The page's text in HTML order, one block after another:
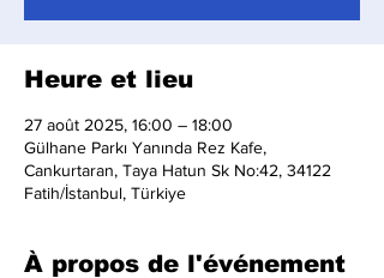
Heure et lieu
27 août 2025, 16:00 – 18:00
Gülhane Parkı Yanında Rez Kafe,
Cankurtaran, Taya Hatun Sk No:42, 34122
Fatih/İstanbul, Türkiye
À propos de l'événement